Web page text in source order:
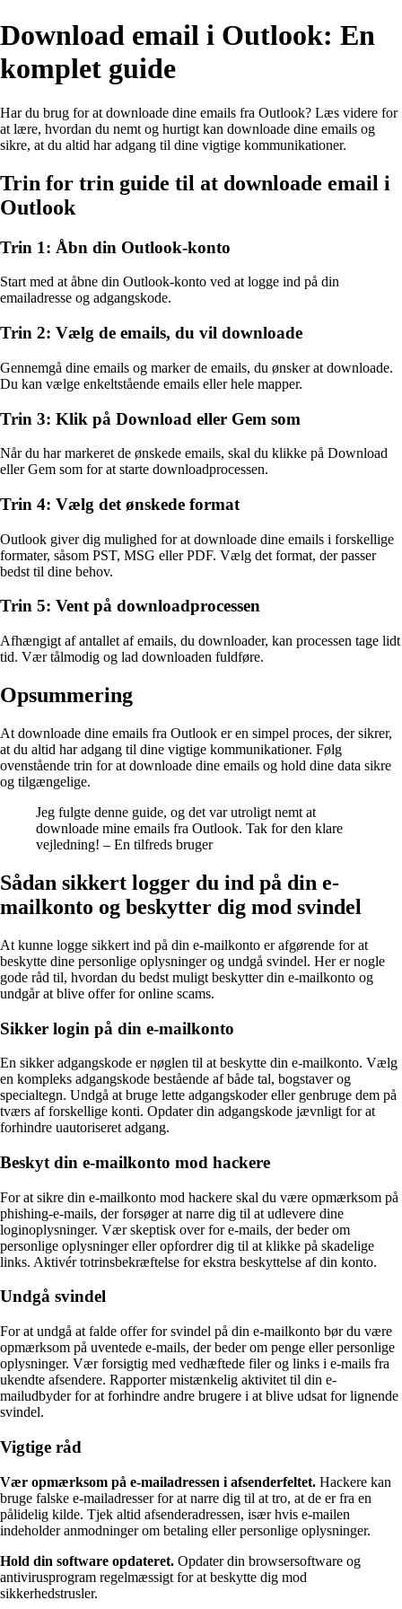
Download email i Outlook: En
komplet guide
Har du brug for at downloade dine emails fra Outlook? Læs videre for
at lære, hvordan du nemt og hurtigt kan downloade dine emails og
sikre, at du altid har adgang til dine vigtige kommunikationer.
Trin for trin guide til at downloade email i
Outlook
Trin 1: Åbn din Outlook-konto
Start med at åbne din Outlook-konto ved at logge ind på din
emailadresse og adgangskode.
Trin 2: Vælg de emails, du vil downloade
Gennemgå dine emails og marker de emails, du ønsker at downloade.
Du kan vælge enkeltstående emails eller hele mapper.
Trin 3: Klik på Download eller Gem som
Når du har markeret de ønskede emails, skal du klikke på Download
eller Gem som for at starte downloadprocessen.
Trin 4: Vælg det ønskede format
Outlook giver dig mulighed for at downloade dine emails i forskellige
formater, såsom PST, MSG eller PDF. Vælg det format, der passer
bedst til dine behov.
Trin 5: Vent på downloadprocessen
Afhængigt af antallet af emails, du downloader, kan processen tage lidt
tid. Vær tålmodig og lad downloaden fuldføre.
Opsummering
At downloade dine emails fra Outlook er en simpel proces, der sikrer,
at du altid har adgang til dine vigtige kommunikationer. Følg
ovenstående trin for at downloade dine emails og hold dine data sikre
og tilgængelige.
Jeg fulgte denne guide, og det var utroligt nemt at
downloade mine emails fra Outlook. Tak for den klare
vejledning! – En tilfreds bruger
Sådan sikkert logger du ind på din e-
mailkonto og beskytter dig mod svindel
At kunne logge sikkert ind på din e-mailkonto er afgørende for at
beskytte dine personlige oplysninger og undgå svindel. Her er nogle
gode råd til, hvordan du bedst muligt beskytter din e-mailkonto og
undgår at blive offer for online scams.
Sikker login på din e-mailkonto
En sikker adgangskode er nøglen til at beskytte din e-mailkonto. Vælg
en kompleks adgangskode bestående af både tal, bogstaver og
specialtegn. Undgå at bruge lette adgangskoder eller genbruge dem på
tværs af forskellige konti. Opdater din adgangskode jævnligt for at
forhindre uautoriseret adgang.
Beskyt din e-mailkonto mod hackere
For at sikre din e-mailkonto mod hackere skal du være opmærksom på
phishing-e-mails, der forsøger at narre dig til at udlevere dine
loginoplysninger. Vær skeptisk over for e-mails, der beder om
personlige oplysninger eller opfordrer dig til at klikke på skadelige
links. Aktivér totrinsbekræftelse for ekstra beskyttelse af din konto.
Undgå svindel
For at undgå at falde offer for svindel på din e-mailkonto bør du være
opmærksom på uventede e-mails, der beder om penge eller personlige
oplysninger. Vær forsigtig med vedhæftede filer og links i e-mails fra
ukendte afsendere. Rapporter mistænkelig aktivitet til din e-
mailudbyder for at forhindre andre brugere i at blive udsat for lignende
svindel.
Vigtige råd
Vær opmærksom på e-mailadressen i afsenderfeltet. Hackere kan
bruge falske e-mailadresser for at narre dig til at tro, at de er fra en
pålidelig kilde. Tjek altid afsenderadressen, især hvis e-mailen
indeholder anmodninger om betaling eller personlige oplysninger.
Hold din software opdateret. Opdater din browsersoftware og
antivirusprogram regelmæssigt for at beskytte dig mod
sikkerhedstrusler.